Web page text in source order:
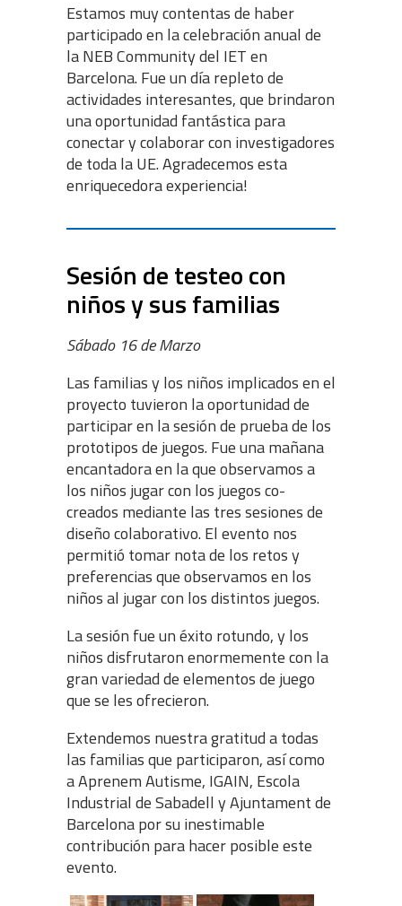
Estamos muy contentas de haber
participado en la celebración anual de
la NEB Community del IET en
Barcelona. Fue un día repleto de
actividades interesantes, que brindaron
una oportunidad fantástica para
conectar y colaborar con investigadores
de toda la UE. Agradecemos esta
enriquecedora experiencia!
Sesión de testeo con
niños y sus familias
Sábado 16 de Marzo
Las familias y los niños implicados en el
proyecto tuvieron la oportunidad de
participar en la sesión de prueba de los
prototipos de juegos. Fue una mañana
encantadora en la que observamos a
los niños jugar con los juegos co-
creados mediante las tres sesiones de
diseño colaborativo. El evento nos
permitió tomar nota de los retos y
preferencias que observamos en los
niños al jugar con los distintos juegos.
La sesión fue un éxito rotundo, y los
niños disfrutaron enormemente con la
gran variedad de elementos de juego
que se les ofrecieron.
Extendemos nuestra gratitud a todas
las familias que participaron, así como
a Aprenem Autisme, IGAIN, Escola
Industrial de Sabadell y Ajuntament de
Barcelona por su inestimable
contribución para hacer posible este
evento.